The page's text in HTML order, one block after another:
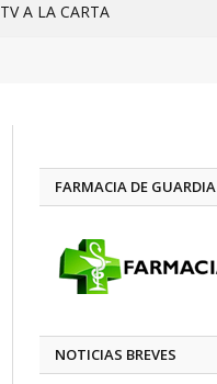
TV A LA CARTA
FARMACIA DE GUARDIA
NOTICIAS BREVES